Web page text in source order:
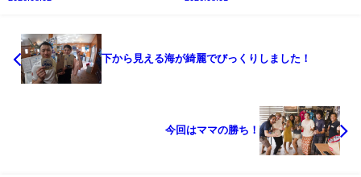
下から見える海が綺麗でびっくりしました！
今回はママの勝ち！